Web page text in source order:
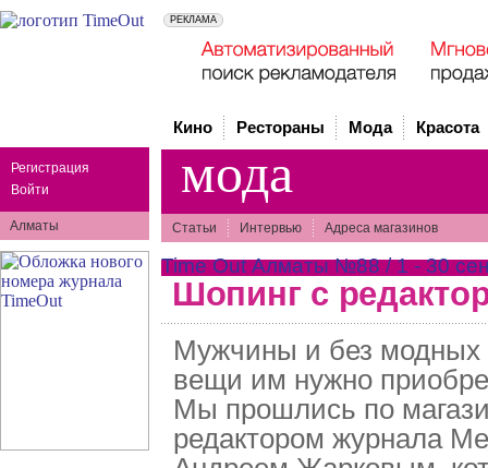
Регистрация
Войти
Алматы
Кино Рестораны Мода Красота
мода
Статьи Интервью Адреса магазинов
Time Out Алматы №88 / 1 - 30
Шопинг с
Мужчины и без модных
вещи им нужно
Мы прошлись по
редактором журнала